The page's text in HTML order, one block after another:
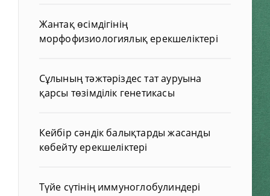
Жантақ өсімдігінің
морфофизиологиялық ерекшеліктері
Сұлының тәжтәріздес тат ауруына
қарсы төзімділік генетикасы
Кейбір сәндік балықтарды жасанды
көбейту ерекшеліктері
Түйе сүтінің иммуноглобулиндері